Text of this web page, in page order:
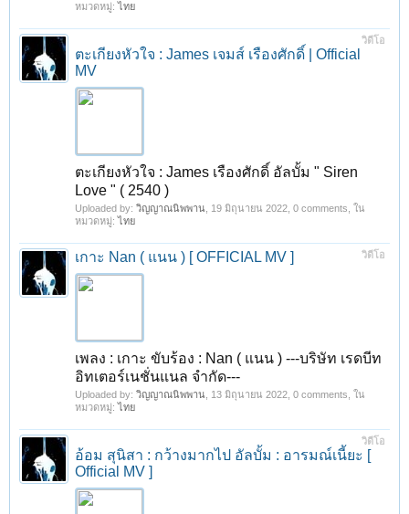
หมวดหมู่:ไทย
วิดีโอ
ตะเกียงหัวใจ : James เจมส์ เรืองศักดิ์ | Official
MV
ตะเกียงหัวใจ : James เรืองศักดิ์ อัลบั้ม " Siren
Love " ( 2540 )
Uploaded by: วิญญาณนิพพาน 19 มิถุนายน 2022 , 0 comments, ใน
หมวดหมู่:ไทย
วิดีโอ
เกาะ Nan ( แนน ) [ OFFICIAL MV ]
เพลง : เกาะ ขับร้อง : Nan ( แนน ) ---บริษัท เรดบีท
อิทเตอร์เนชั่นแนล จำกัด---
Uploaded by: วิญญาณนิพพาน 13 มิถุนายน 2022 , 0 comments, ใน
หมวดหมู่:ไทย
วิดีโอ
อ้อม สุนิสา : กว้างมากไป อัลบั้ม : อารมณ์เนี้ยะ [
Official MV ]